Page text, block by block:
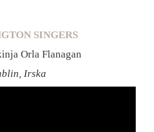
SINGERS
Orla Flanagan
Irska